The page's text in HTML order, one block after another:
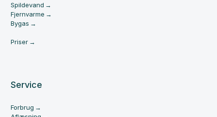
Spildevand
Fjernvarme
Bygas
Priser
Service
Forbrug